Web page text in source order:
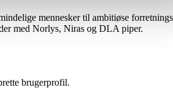
mennesker til ambitiøse
med Norlys, Niras og DLA piper.
brugerprofil.